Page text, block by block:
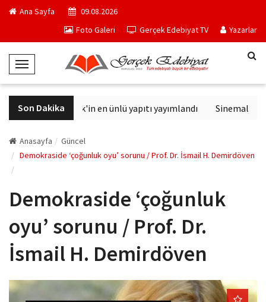
Ana Sayfa
09.08.2026
Foto Galeri
Gerçek Edebiyat TV Yazarlar
T
o
g
g
e
N
i
a
i
Son Dakika
Philip K. Dick'in en ünlü yapıtı yayımlandı
Anasayfa
Güncel
Demokraside ‘çoğunluk oyu’ sorunu / Prof. Dr. İsmail H. Demirdöven
Demokraside ‘çoğunluk
oyu’ sorunu / Prof. Dr.
İsmail H. Demirdöven